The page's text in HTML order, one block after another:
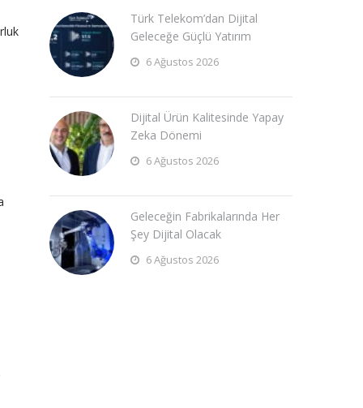
Türk Telekom’dan Dijital
Geleceğe Güçlü Yatırım
6 Ağustos 2026
Dijital Ürün Kalitesinde Yapay
Zeka Dönemi
6 Ağustos 2026
Geleceğin Fabrikalarında Her
Şey Dijital Olacak
6 Ağustos 2026